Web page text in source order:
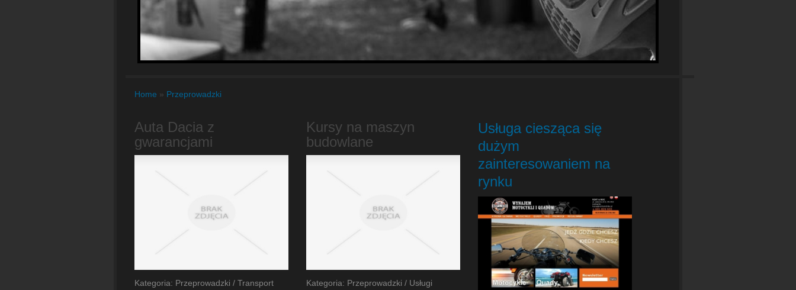
Home » Przeprowadzki
Auta Dacia z
gwarancjami
Kategoria: Przeprowadzki / Transport
Kursy na maszyn
budowlane
Kategoria: Przeprowadzki / Usługi
Usługa ciesząca się
dużym
zainteresowaniem na
rynku